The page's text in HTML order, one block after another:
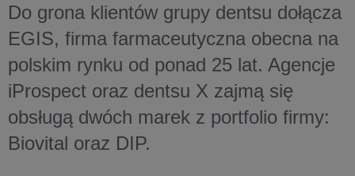
Do grona klientów grupy dentsu dołącza
EGIS, firma farmaceutyczna obecna na
polskim rynku od ponad 25 lat. Agencje
iProspect oraz dentsu X zajmą się
obsługą dwóch marek z portfolio firmy:
Biovital oraz DIP.